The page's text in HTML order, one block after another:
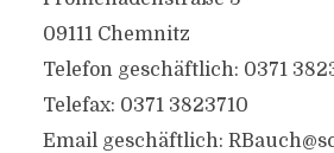
09111 Chemnitz
Telefon geschäftlich: 0371
Telefax: 0371 3823710
Email geschäftlich: